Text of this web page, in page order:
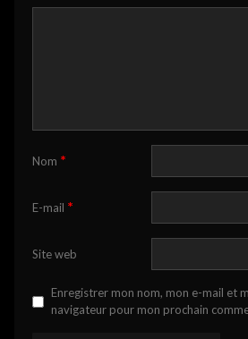
Nom *
E-mail *
Site web
Enregistrer mon nom, mon e-mail et
navigateur pour mon prochain